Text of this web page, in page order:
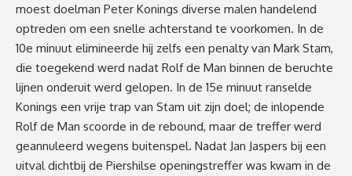
moest doelman Peter Konings diverse malen handelend
optreden om een snelle achterstand te voorkomen. In de
10e minuut elimineerde hij zelfs een penalty van Mark Stam,
die toegekend werd nadat Rolf de Man binnen de beruchte
lijnen onderuit werd gelopen. In de 15e minuut ranselde
Konings een vrije trap van Stam uit zijn doel; de inlopende
Rolf de Man scoorde in de rebound, maar de treffer werd
geannuleerd wegens buitenspel. Nadat Jan Jaspers bij een
uitval dichtbij de Piershilse openingstreffer was kwam in de